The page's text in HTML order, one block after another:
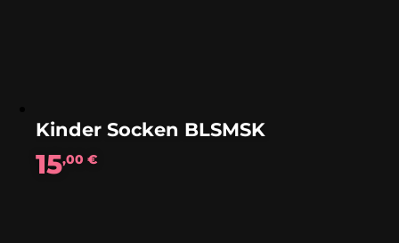
Kinder Socken BLSMSK
15,00€